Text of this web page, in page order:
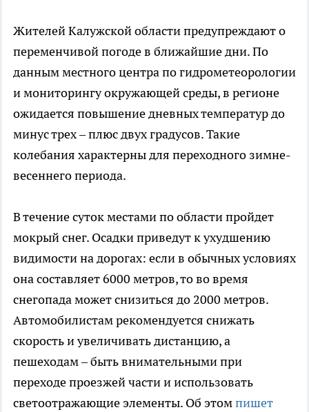
Жителей Калужской области предупреждают о
переменчивой погоде в ближайшие дни. По
данным местного центра по гидрометеорологии
и мониторингу окружающей среды, в регионе
ожидается повышение дневных температур до
минус трех – плюс двух градусов. Такие
колебания характерны для переходного зимне-
весеннего периода.
В течение суток местами по области пройдет
мокрый снег. Осадки приведут к ухудшению
видимости на дорогах: если в обычных условиях
она составляет 6000 метров, то во время
снегопада может снизиться до 2000 метров.
Автомобилистам рекомендуется снижать
скорость и увеличивать дистанцию, а
пешеходам – быть внимательными при
переходе проезжей части и использовать
светоотражающие элементы. Об этомпишет